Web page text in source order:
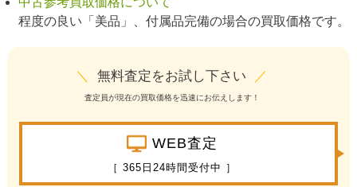
程度の良い「美品」、付属品完備の場合の買取価格です。
＼ 無料査定をお試し下さい ／
査定員が現在の買取価格を迅速にお伝えします！
WEB査定
［ 365日24時間受付中 ］